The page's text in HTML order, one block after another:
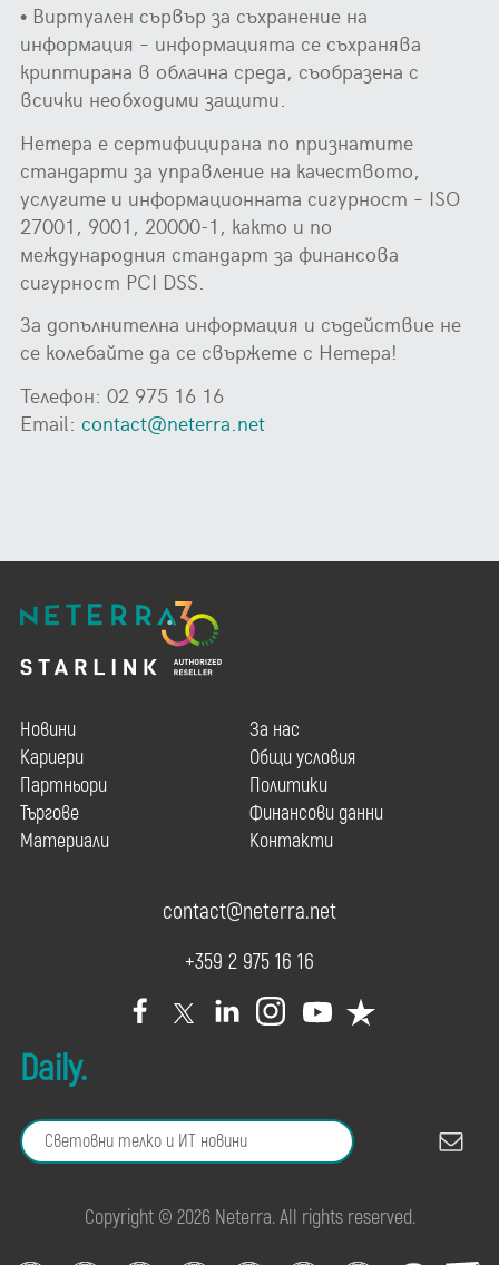
• Виртуален сървър за съхранение на
информация – информацията се съхранява
криптирана в облачна среда, съобразена с
всички необходими защити.
Нетера е сертифицирана по признатите
стандарти за управление на качеството,
услугите и информационната сигурност – ISO
27001, 9001, 20000-1, както и по
международния стандарт за финансова
сигурност PCI DSS.
За допълнителна информация и съдействие не
се колебайте да се свържете с Нетера!
Телефон: 02 975 16 16
Email:contact@neterra.net
Новини
Кариери
Партньори
Търгове
Материали
За нас
Общи условия
Политики
Финансови данни
Контакти
contact@neterra.net
+359 2 975 16 16
Daily.
Copyright © 2026 Neterra. All rights reserved.